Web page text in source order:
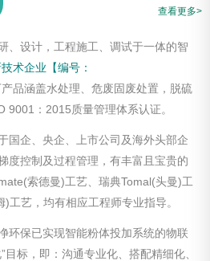
查看更多>
、设计，工程施工、调试于一体的智
术企业【编号：
产品涵盖水处理、危废固废处置，脱硫
9001：2015质量管理体系认证。
国企、央企、上市公司及海外头部企
度控制及过程管理，有丰富且宝贵的
索德曼)工艺、瑞典Tomal(头曼)工
工艺，均有相应工程师专业指导。
环保已实现智能粉体投加系统的物联
目标，即：沟通专业化、搭配精细化、